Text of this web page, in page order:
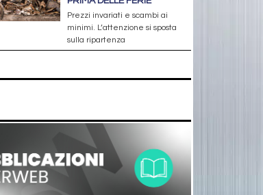
Prezzi invariati e scambi ai
minimi. L’attenzione si sposta
sulla ripartenza